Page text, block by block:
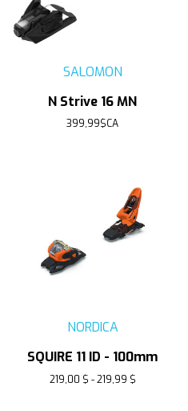
SALOMON
N Strive 16 MN
399,99$CA
NORDICA
SQUIRE 11 ID - 100mm
219,00 $ - 219,99 $